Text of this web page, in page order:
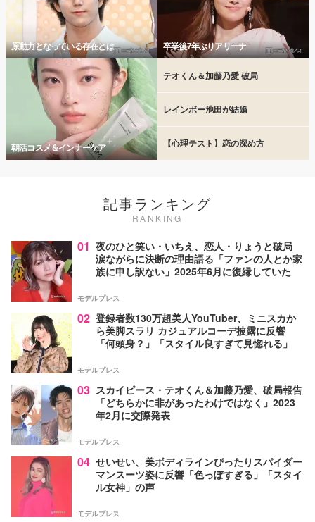
原動力となっている存在とは 卒業後7年ぶりアリーナ
朝活コスメ＆インナーケア
テオくん＆加藤乃愛 破局
レインボー池田が結婚
【心理テスト】恋の深め方
記事ランキング
RANKING
01 夜のひと笑い・いちえ、恋人・りょうと破局
涙ながらに決断の理由語る「ファンの人とか家
族に申し訳ない」2025年6月に復縁していた
モデルプレス
02 登録者数130万超美人YouTuber、ミニスカか
ら美脚スラリ カジュアルコーデ披露に反響
「何頭身？」「スタイル良すぎて見惚れる」
モデルプレス
03 スカイピース・テオくん＆加藤乃愛、破局報告
「どちらかに非があったわけではなく」2023
年2月に交際発表
モデルプレス
04 せいせい、美ボディラインぴったりスパイダー
マンスーツ姿に反響「色っぽすぎる」「スタイ
ル女神」の声
モデルプレス